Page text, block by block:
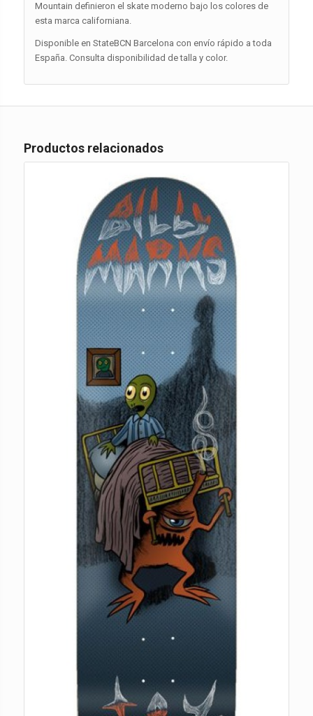
Mountain definieron el skate moderno bajo los colores de
esta marca californiana.
Disponible en StateBCN Barcelona con envío rápido a toda
España. Consulta disponibilidad de talla y color.
Productos relacionados